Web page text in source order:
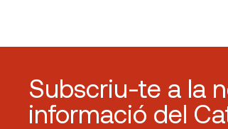
Subscriu-te a la
informació del